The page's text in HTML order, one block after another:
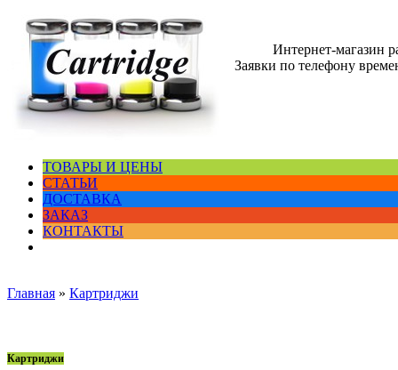
Интернет-магазин
Заявки по телефону
ТОВАРЫ И ЦЕНЫ
СТАТЬИ
ДОСТАВКА
ЗАКАЗ
КОНТАКТЫ
Главная » Картриджи
Картриджи